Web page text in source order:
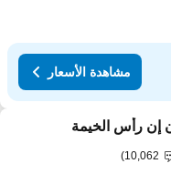
مشاهدة الأسعار
Add to
إن رأس الخيمة
10,062